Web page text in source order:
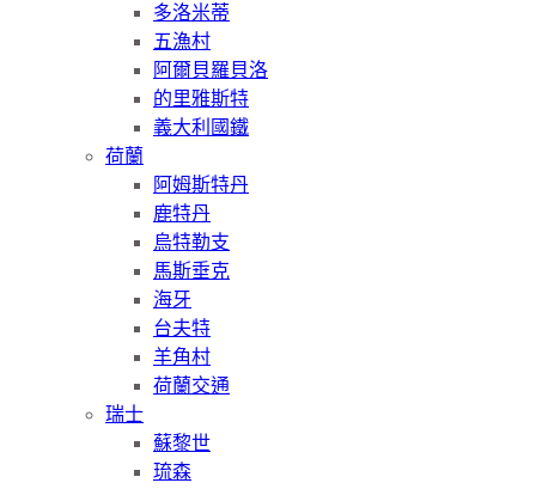
多洛米蒂
五漁村
阿爾貝羅貝洛
的里雅斯特
義大利國鐵
荷蘭
阿姆斯特丹
鹿特丹
烏特勒支
馬斯垂克
海牙
台夫特
羊角村
荷蘭交通
瑞士
蘇黎世
琉森